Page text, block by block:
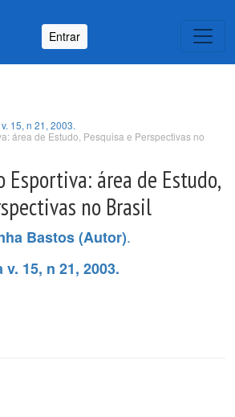
Entrar
15, n 21, 2003.
área de Estudo, Pesquisa e Perspectivas no
Esportiva: área de Estudo,
no Brasil
Bastos (Autor).
15, n 21, 2003.